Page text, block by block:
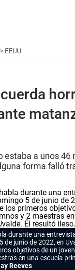
> EEUU
estaba a unos 46
forma falló
durante una
de junio de 2022, en
objetivos de un
en una escuela
Reeves